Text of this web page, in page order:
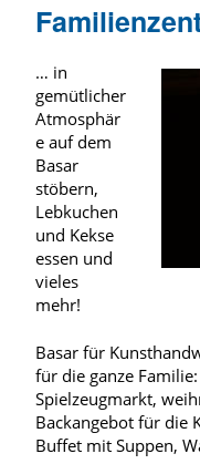
… in
gemütlicher
Atmosphär
e auf dem
Basar
stöbern,
Lebkuchen
und Kekse
essen und
vieles
mehr!
Basar für
für die ganze Familie:
Spielzeugmarkt,
Backangebot für die
Buffet mit Suppen,